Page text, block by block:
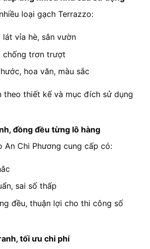
loại gạch Terrazzo:
lát vỉa hè, sân vườn
chống trơn trượt
hoa văn, màu sắc
theo thiết kế và mục đích sử dụng
đồng đều từng lô hàng
An Chi Phương cung cấp có:
sai số thấp
đều, thuận lợi cho thi công số
tối ưu chi phí